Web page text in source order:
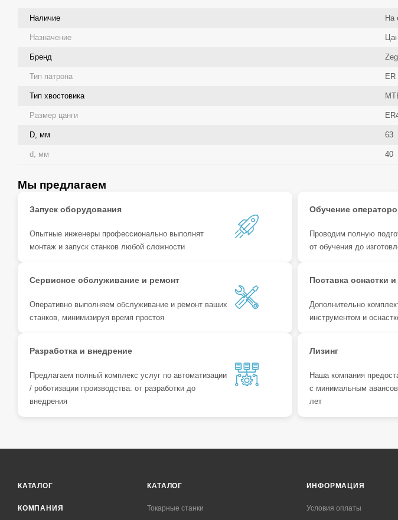
Наличие На
Назначение
Бренд
Тип патрона ER
Тип хвостовика
Размер цанги
D, мм 63
d, мм 40
Мы предлагаем
Запуск оборудования
Опытные инженеры профессионально выполнят
монтаж и запуск станков любой сложности
Обучение
Проводим полную
от обучения до
Сервисное обслуживание и ремонт
Оперативно выполняем обслуживание и ремонт ваших
станков, минимизируя время простоя
Поставка оснастки
Дополнительно
инструментом и
Разработка и внедрение
Предлагаем полный комплекс услуг по автоматизации
/ роботизации производства: от разработки до
внедрения
Лизинг
Наша компания
с минимальным
лет
КАТАЛОГ
КОМПАНИЯ
КАТАЛОГ
Токарные станки
ИНФОРМАЦИЯ
Условия оплаты